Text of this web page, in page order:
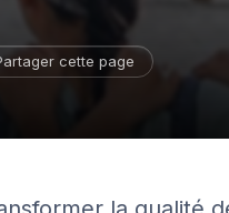
cette page